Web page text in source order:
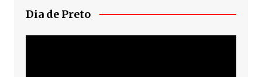
Dia de Preto